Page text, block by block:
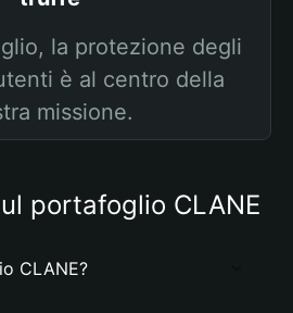
la protezione degli
è al centro della
missione.
portafoglio CLANE
CLANE?